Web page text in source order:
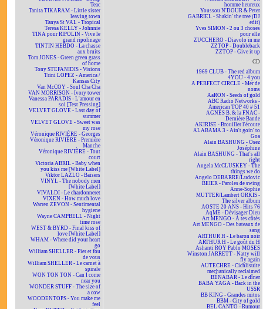
Teac
Tanita TIKARAM - Little sister
leaving town
Tanya St VAL - Tropical
Teresa KELLY - Johnnie
TINA pour RIPOLIN - Vive le
grand ripolinage
TINTIN HEBDO - La chasse
aux bruits
Tom JONES - Green green grass
of home
Tony STEFANIDIS - Visions
Trini LOPEZ - America /
Kansas City
Van McCOY - Soul Cha Cha
VAN MORRISON - Ivory tower
Vanessa PARADIS - L'amour en
soi [Test Pressing]
VELVET GLOVE - Last day of
summer
VELVET GLOVE - Sweet was
my rose
Véronique RIVIÈRE - Georges
Véronique RIVIÈRE - Première
Manche
Véronique RIVIÈRE - Tout
court
Victoria ABRIL - Baby when
you kiss me [White Label]
Viktor LAZLO - Baisers
VINYL - The nobody men
[White Label]
VIVALDI - Le chardonneret
VIXEN - How much love
Warren ZEVON - Sentimental
hygiene
Wayne CAMPBELL - Night
time rose
WEST & BYRD - Final kiss of
love [White Label]
WHAM - Where did your heart
go
William SHELLER - Fier et fou
de vous
William SHELLER - Le carnet à
spirale
WON TON TON - Can I come
near you
WONDER STUFF - The size of
a cow
WOODENTOPS - You make me
feel
homme heureux
Youssou N'DOUR & Peter
GABRIEL - Shakin' the tree (DJ
edit)
Yves SIMON - 2 ou 3 choses
pour elle
ZUCCHERO - Diavolo in me
ZZTOP - Doubleback
ZZTOP - Give it up
CD
1969 CLUB - The red album
4YOU - 4 you
A PERFECT CIRCLE - Mer de
noms
AaRON - Seeds of gold
ABC Radio Networks -
American TOP 40 # 51
AGNÈS B. & la FNAC -
Dernière Bande
AKIRISE - Brouiller l'écoute
ALABAMA 3 - Ain't goin' to
Goa
Alain BASHUNG - Osez
Joséphine
Alain BASHUNG - That's all
right
Angela McCLUSKEY - The
things we do
Angelo DEBARRE/Ludovic
BEIER - Paroles de swing
Anne-Sophie
MUTTER/Lambert ORKIS -
The silver album
AOSTE 20 ANS - Hits 76
AqME - Dévisager Dieu
Art MENGO - À tes côtés
Art MENGO - Des bateaux de
sang
ARTHUR H - Le baron noir
ARTHUR H - Le goût du H
Ashanti ROY Pablo MOSES
Winston JARRETT - Natty will
fly again
AUTECHRE - Cichlisuite
mechanically reclaimed
BÉNABAR - Le dîner
BABA YAGA - Back in the
USSR
BB KING - Grandes mitos
BBM - City of gold
BEL CANTO - Rumour